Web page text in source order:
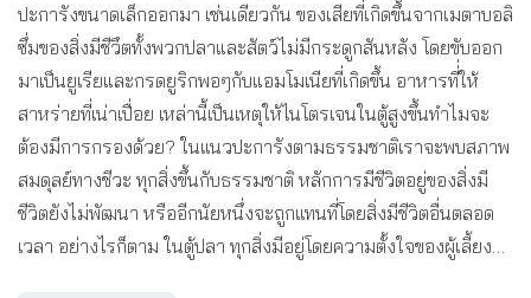
ปะการังขนาดเล็กออกมา เช่นเดียวกัน ของเสียที่เกิดขึ้นจากเมตาบอลิ
ซึ่มของสิ่งมีชีวึตทั้งพวกปลาและสัตว์ไม่มีกระดูกสันหลัง โดยขับออก
มาเป็นยูเรียและกรดยูริกพอๆกับแอมโมเนียที่เกิดขึ้น อาหารที่่ให้
สาหร่ายที่เน่าเปื่อย เหล่านี้เป็นเหตุให้ไนโตรเจนในตู้สูงขึ้นทำไมจะ
ต้องมีการกรองด้วย? ในแนวปะการังตามธรรมชาติเราจะพบสภาพ
สมดุลย์ทางชีวะ ทุกสิ่งขึ้นกับธรรมชาติ หลักการมีชีวิตอยู่ของสิ่งมี
ชีวิตยังไม่พัฒนา หรืออีกนัยหนึ่งจะถูกแทนที่โดยสิ่งมีชีวิตอื่นตลอด
เวลา อย่างไรก็ตาม ในตู้ปลา ทุกสิ่งมีอยู่โดยความตั้งใจของผู้เลี้ยง…